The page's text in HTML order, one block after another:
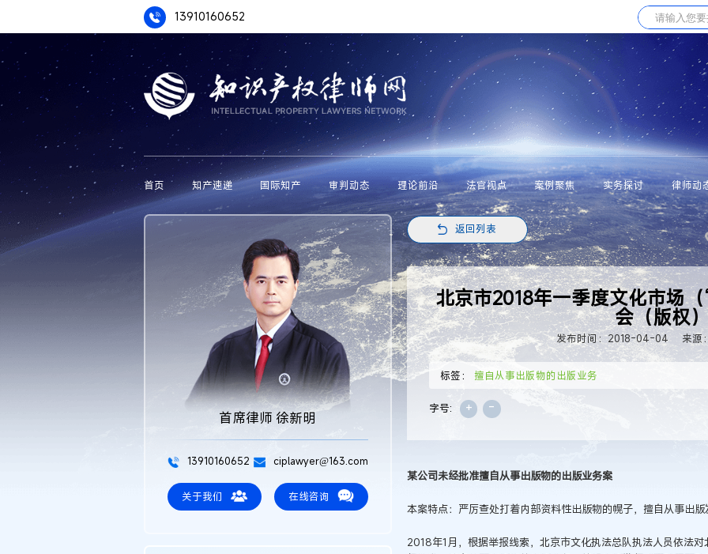
13910160652
首页 知产速递 国际知产 审判动态 理论前沿 法官视点 案例聚焦 实务探讨 律师动
首席律师 徐新明
13910160652 ciplawyer@163.com
关于我们 在线咨询
返回列表
北京市2018年一季度文化市场
会（版权
发布时间：2018-04-04 来源
标签： 擅自从事出版物的出版业务
字号: + -
某公司未经批准擅自从事出版物的出版业务案
本案特点：严厉查处打着内部资料性出版物的幌子，擅自从事出
2018年1月，根据举报线索，北京市文化执法总队执法人员依法